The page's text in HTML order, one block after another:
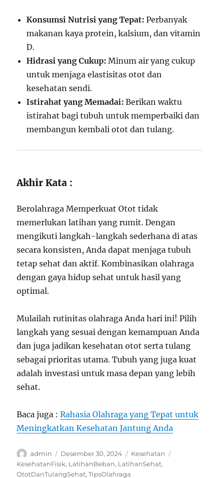
Konsumsi Nutrisi yang Tepat: Perbanyak
makanan kaya protein, kalsium, dan vitamin
D.
Hidrasi yang Cukup: Minum air yang cukup
untuk menjaga elastisitas otot dan
kesehatan sendi.
Istirahat yang Memadai: Berikan waktu
istirahat bagi tubuh untuk memperbaiki dan
membangun kembali otot dan tulang.
Akhir Kata :
Berolahraga Memperkuat Otot tidak
memerlukan latihan yang rumit. Dengan
mengikuti langkah-langkah sederhana di atas
secara konsisten, Anda dapat menjaga tubuh
tetap sehat dan aktif. Kombinasikan olahraga
dengan gaya hidup sehat untuk hasil yang
optimal.
Mulailah rutinitas olahraga Anda hari ini! Pilih
langkah yang sesuai dengan kemampuan Anda
dan juga jadikan kesehatan otot serta tulang
sebagai prioritas utama. Tubuh yang juga kuat
adalah investasi untuk masa depan yang lebih
sehat.
Baca juga :Rahasia Olahraga yang Tepat untuk
Meningkatkan Kesehatan Jantung Anda
Author
admin
Posted
on
Desember 30, 2024 Categories
Kesehatan
KesehatanFisik, LatihanBeban, LatihanSehat,
OtotDanTulangSehat,TipsOlahraga